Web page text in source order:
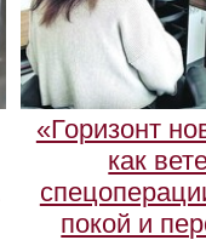
«Горизонт
как
покой и